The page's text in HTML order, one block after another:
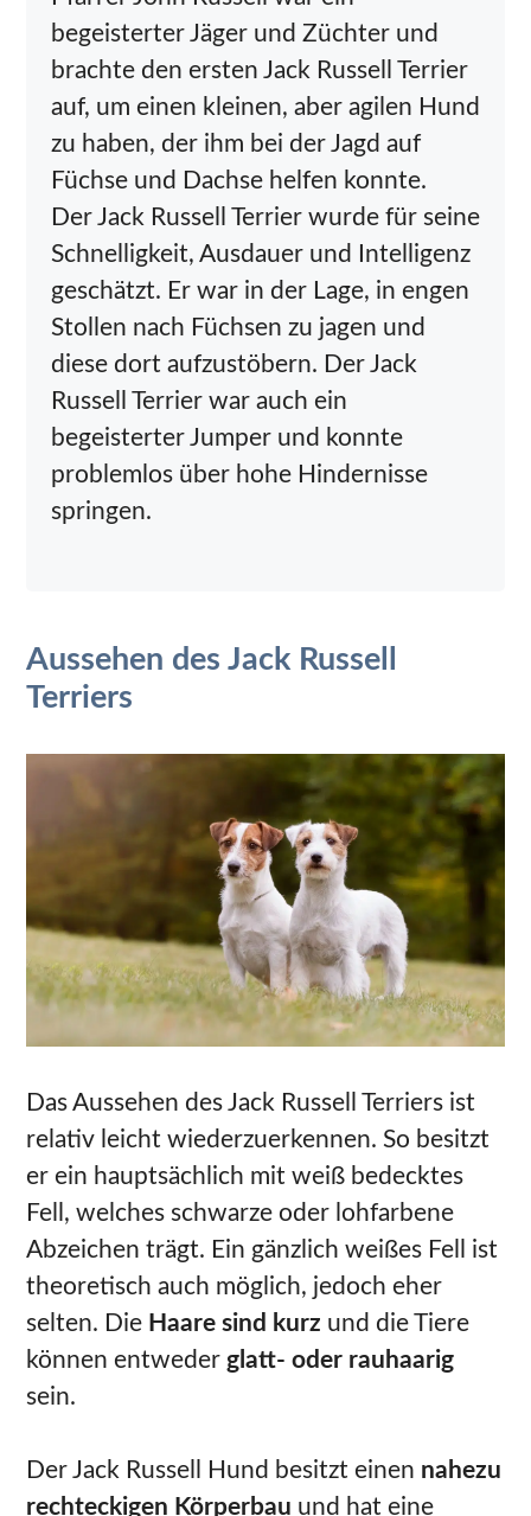
begeisterter Jäger und Züchter und
brachte den ersten Jack Russell Terrier
auf, um einen kleinen, aber agilen Hund
zu haben, der ihm bei der Jagd auf
Füchse und Dachse helfen konnte.
Der Jack Russell Terrier wurde für seine
Schnelligkeit, Ausdauer und Intelligenz
geschätzt. Er war in der Lage, in engen
Stollen nach Füchsen zu jagen und
diese dort aufzustöbern. Der Jack
Russell Terrier war auch ein
begeisterter Jumper und konnte
problemlos über hohe Hindernisse
springen.
Aussehen des Jack Russell
Terriers
Das Aussehen des Jack Russell Terriers ist
relativ leicht wiederzuerkennen. So besitzt
er ein hauptsächlich mit weiß bedecktes
Fell, welches schwarze oder lohfarbene
Abzeichen trägt. Ein gänzlich weißes Fell ist
theoretisch auch möglich, jedoch eher
selten. Die Haare sind kurz und die Tiere
können entweder glatt- oder rauhaarig
sein.
Der Jack Russell Hund besitzt einen nahezu
rechteckigen Körperbau und hat eine